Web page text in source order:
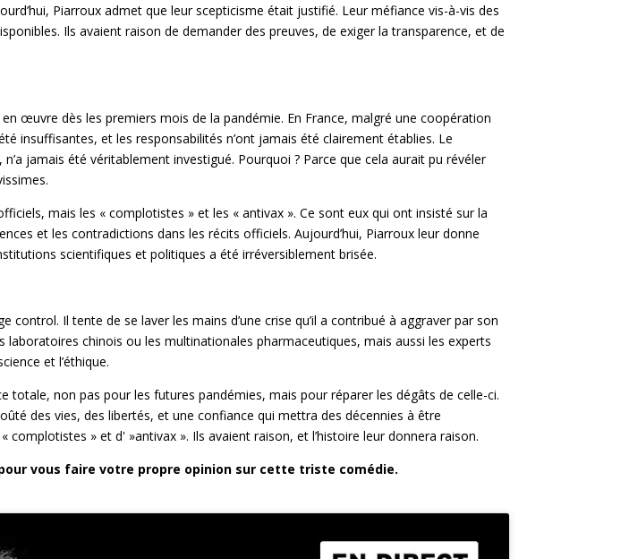
Piarroux admet que leur scepticisme était justifié. Leur méfiance vis-à-vis des
Ils avaient raison de demander des preuves, de exiger la transparence, et de
œuvre dès les premiers mois de la pandémie. En France, malgré une coopération
insuffisantes, et les responsabilités n’ont jamais été clairement établies. Le
jamais été véritablement investigué. Pourquoi ? Parce que cela aurait pu révéler
mais les « complotistes » et les « antivax ». Ce sont eux qui ont insisté sur la
et les contradictions dans les récits officiels. Aujourd’hui, Piarroux leur donne
scientifiques et politiques a été irréversiblement brisée.
Il tente de se laver les mains d’une crise qu’il a contribué à aggraver par son
chinois ou les multinationales pharmaceutiques, mais aussi les experts
et l’éthique.
non pas pour les futures pandémies, mais pour réparer les dégâts de celle-ci.
des vies, des libertés, et une confiance qui mettra des décennies à être
» et d' »antivax ». Ils avaient raison, et l’histoire leur donnera raison.
vous faire votre propre opinion sur cette triste comédie.